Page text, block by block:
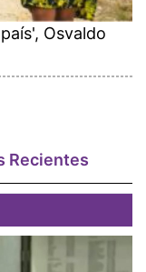
Osvaldo
Recientes